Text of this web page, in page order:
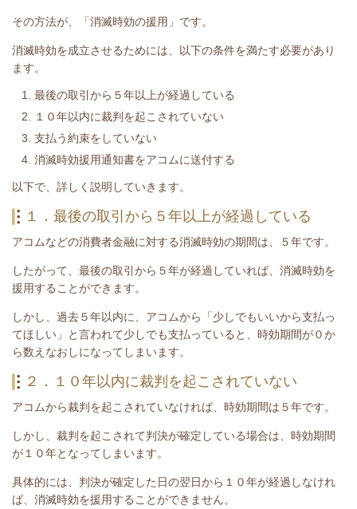
その方法が、「消滅時効の援用」です。
消滅時効を成立させるためには、以下の条件を満たす必要があり
ます。
最後の取引から５年以上が経過している
１０年以内に裁判を起こされていない
支払う約束をしていない
消滅時効援用通知書をアコムに送付する
​以下で、詳しく説明していきます。
１．最後の取引から５年以上が経過している
アコムなどの消費者金融に対する消滅時効の期間は、５年です。
したがって、最後の取引から５年が経過していれば、消滅時効を
援用することができます。
しかし、過去５年以内に、アコムから「少しでもいいから支払っ
てほしい」と言われて少しでも支払っていると、時効期間が０か
ら数えなおしになってしまいます。
２．１０年以内に裁判を起こされていない
アコムから裁判を起こされていなければ、時効期間は５年です。
しかし、裁判を起こされて判決が確定している場合は、時効期間
が１０年となってしまいます。
具体的には、判決が確定した日の翌日から１０年が経過しなけれ
ば、消滅時効を援用することができません。